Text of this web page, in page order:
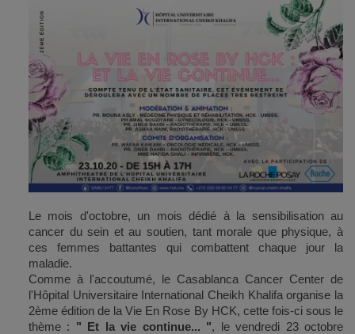
Le mois d'octobre, un mois dédié à la sensibilisation au
cancer du sein et au soutien, tant morale que physique, à
ces femmes battantes qui combattent chaque jour la
maladie.
Comme à l'accoutumé, le Casablanca Cancer Center de
l'Hôpital Universitaire International Cheikh Khalifa organise la
2ème édition de la Vie En Rose By HCK, cette fois-ci sous le
thème : " Et la vie continue... ", le vendredi 23 octobre